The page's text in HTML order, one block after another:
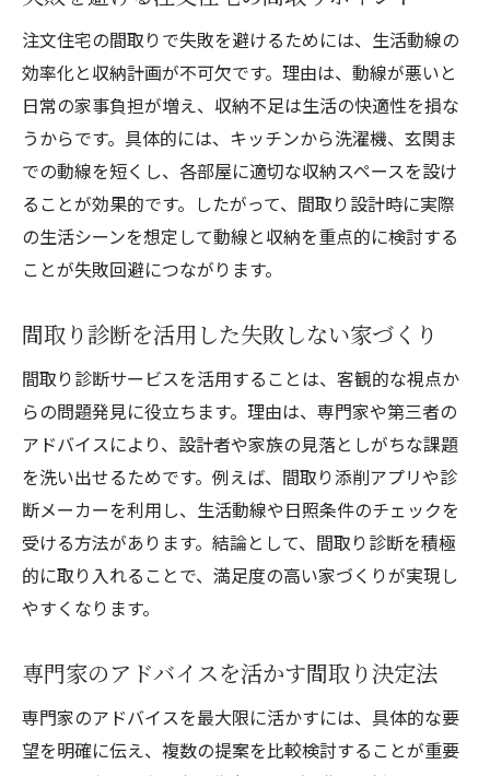
注文住宅の間取りで失敗を避けるためには、生活動線の
効率化と収納計画が不可欠です。理由は、動線が悪いと
日常の家事負担が増え、収納不足は生活の快適性を損な
うからです。具体的には、キッチンから洗濯機、玄関ま
での動線を短くし、各部屋に適切な収納スペースを設け
ることが効果的です。したがって、間取り設計時に実際
の生活シーンを想定して動線と収納を重点的に検討する
ことが失敗回避につながります。
間取り診断を活用した失敗しない家づくり
間取り診断サービスを活用することは、客観的な視点か
らの問題発見に役立ちます。理由は、専門家や第三者の
アドバイスにより、設計者や家族の見落としがちな課題
を洗い出せるためです。例えば、間取り添削アプリや診
断メーカーを利用し、生活動線や日照条件のチェックを
受ける方法があります。結論として、間取り診断を積極
的に取り入れることで、満足度の高い家づくりが実現し
やすくなります。
専門家のアドバイスを活かす間取り決定法
専門家のアドバイスを最大限に活かすには、具体的な要
望を明確に伝え、複数の提案を比較検討することが重要